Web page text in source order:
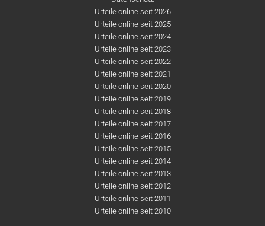
Urteile online seit 2026
Urteile online seit 2025
Urteile online seit 2024
Urteile online seit 2023
Urteile online seit 2022
Urteile online seit 2021
Urteile online seit 2020
Urteile online seit 2019
Urteile online seit 2018
Urteile online seit 2017
Urteile online seit 2016
Urteile online seit 2015
Urteile online seit 2014
Urteile online seit 2013
Urteile online seit 2012
Urteile online seit 2011
Urteile online seit 2010